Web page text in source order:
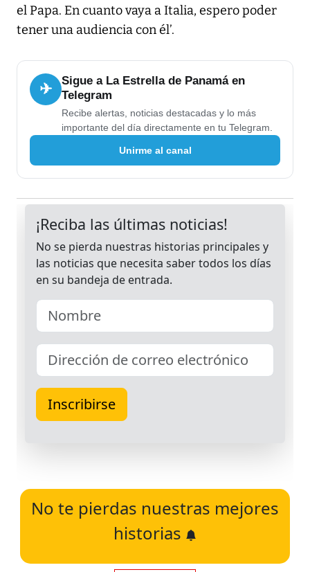
el Papa. En cuanto vaya a Italia, espero poder
tener una audiencia con él’.
✈
Sigue a La Estrella de Panamá en
Telegram
Recibe alertas, noticias destacadas y lo más
importante del día directamente en tu Telegram.
Unirme al canal
No te pierdas nuestras mejores
historias